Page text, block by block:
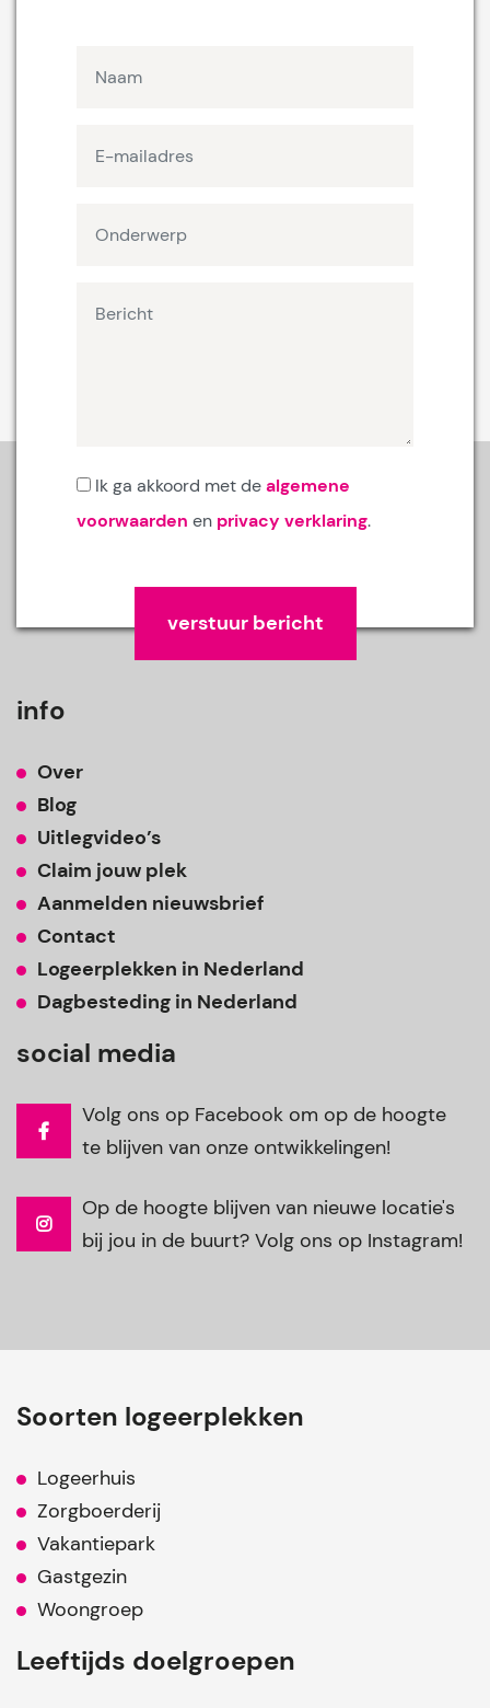
Ik ga akkoord met dealgemene
voorwaarden en privacy verklaring.
info
Over
Blog
Uitlegvideo’s
Claim jouw plek
Aanmelden nieuwsbrief
Contact
Logeerplekken in Nederland
Dagbesteding in Nederland
social media
Volg ons op Facebook om op de hoogte
te blijven van onze ontwikkelingen!
Op de hoogte blijven van nieuwe locatie's
bij jou in de buurt? Volg ons op Instagram!
Soorten logeerplekken
Logeerhuis
Zorgboerderij
Vakantiepark
Gastgezin
Woongroep
Leeftijds doelgroepen